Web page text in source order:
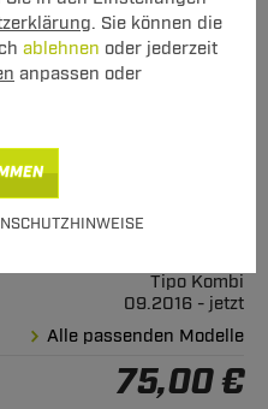
. Sie können die
ablehnen oder jederzeit
anpassen oder
- mit
T24DATR4591-45
Tipo Kombi
09.2016 - jetzt
Alle passenden Modelle
75,00 €